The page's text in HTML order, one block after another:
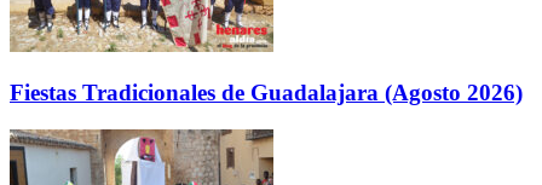
Fiestas Tradicionales de Guadalajara (Agosto 2026)